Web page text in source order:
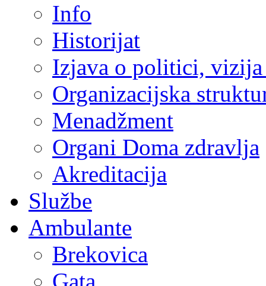
Info
Historijat
Izjava o politici,
Organizacijska
Menadžment
Organi Doma zdravlja
Akreditacija
Službe
Ambulante
Brekovica